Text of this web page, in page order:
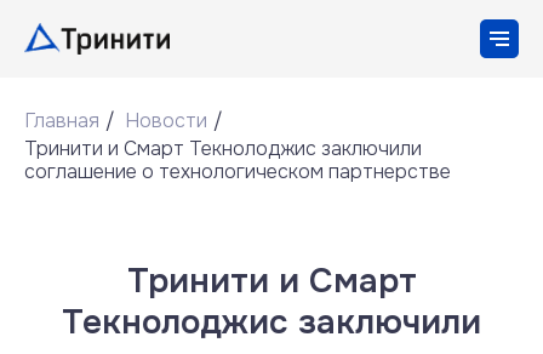
Главная / Новости /
Тринити и Смарт Текнолоджис заключили
соглашение о технологическом партнерстве
Тринити и Смарт
Текнолоджис заключили